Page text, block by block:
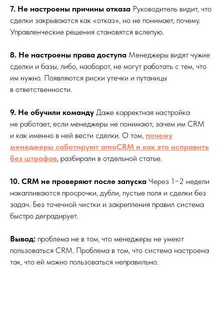
7. Не настроены причины отказа Руководитель видит, что
сделки закрываются как «отказ», но не понимает, почему.
Управленческие решения становятся вслепую.
8. Не настроены права доступа Менеджеры видят чужие
сделки и базы, либо, наоборот, не могут работать с тем, что
им нужно. Появляются риски утечки и путаницы
в ответственности.
9. Не обучили команду Даже корректная настройка
не работает, если менеджеры не понимают, зачем им CRM
и как именно в ней вести сделки. О том, почему
менеджеры саботируют amoCRM и как это исправить
без штрафов, разбирали в отдельной статье.
10. CRM не проверяют после запуска Через 1−2 недели
накапливаются просрочки, дубли, пустые поля и сделки без
задач. Без точечной чистки и закрепления правил система
быстро деградирует.
Вывод: проблема не в том, что менеджеры не умеют
пользоваться CRM. Проблема в том, что система настроена
так, что ей можно пользоваться неправильно.